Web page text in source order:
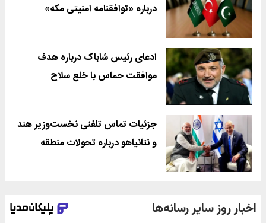
درباره «توافقنامه امنیتی مکه»
ادعای رئیس شاباک درباره هدف
موافقت حماس با خلع سلاح
جزئیات تماس تلفنی نخست‌وزیر هند
و نتانیاهو درباره تحولات منطقه